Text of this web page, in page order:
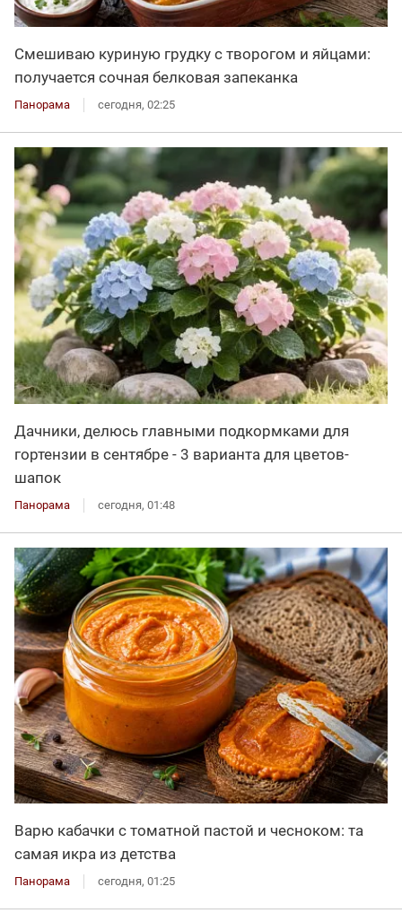
Смешиваю куриную грудку с творогом и яйцами:
получается сочная белковая запеканка
Панорама сегодня, 02:25
Дачники, делюсь главными подкормками для
гортензии в сентябре - 3 варианта для цветов-
шапок
Панорама сегодня, 01:48
Варю кабачки с томатной пастой и чесноком: та
самая икра из детства
Панорама сегодня, 01:25